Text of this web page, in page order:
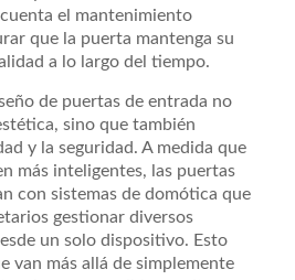
el mantenimiento
que la puerta mantenga su
a lo largo del tiempo.
de puertas de entrada no
sino que también
y la seguridad. A medida que
más inteligentes, las puertas
con sistemas de domótica que
gestionar diversos
un solo dispositivo. Esto
van más allá de simplemente